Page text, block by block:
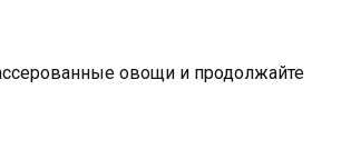
овощи и продолжайте